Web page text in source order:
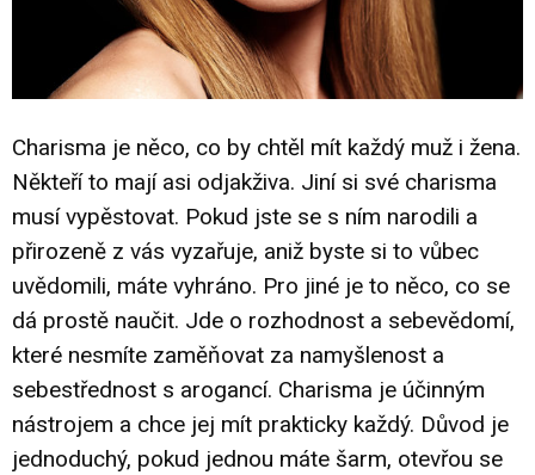
Charisma je něco, co by chtěl mít každý muž i žena.
Někteří to mají asi odjakživa. Jiní si své charisma
musí vypěstovat. Pokud jste se s ním narodili a
přirozeně z vás vyzařuje, aniž byste si to vůbec
uvědomili, máte vyhráno. Pro jiné je to něco, co se
dá prostě naučit. Jde o rozhodnost a sebevědomí,
které nesmíte zaměňovat za namyšlenost a
sebestřednost s arogancí. Charisma je účinným
nástrojem a chce jej mít prakticky každý. Důvod je
jednoduchý, pokud jednou máte šarm, otevřou se